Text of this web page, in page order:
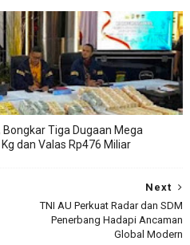
Bongkar Tiga Dugaan Mega
dan Valas Rp476 Miliar
Next
TNI AU Perkuat Radar dan SDM
Penerbang Hadapi Ancaman
Global Modern